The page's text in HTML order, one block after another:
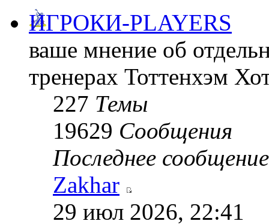
ИГРОКИ-PLAYERS
ваше мнение об
тренерах Тоттенхэм
227 Темы
19629 Сообщения
Последнее сообщение
Zakhar
29 июл 2026, 22:41